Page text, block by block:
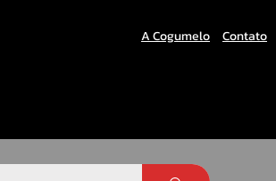
A Cogumelo Contato